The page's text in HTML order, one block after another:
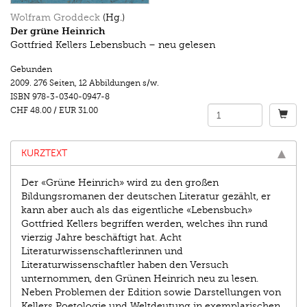
Wolfram Groddeck (Hg.)
Der grüne Heinrich
Gottfried Kellers Lebensbuch – neu gelesen
Gebunden
2009. 276 Seiten, 12 Abbildungen s/w.
ISBN 978-3-0340-0947-8
CHF 48.00 / EUR 31.00
KURZTEXT
Der «Grüne Heinrich» wird zu den großen
Bildungsromanen der deutschen Literatur gezählt, er
kann aber auch als das eigentliche «Lebensbuch»
Gottfried Kellers begriffen werden, welches ihn rund
vierzig Jahre beschäftigt hat. Acht
Literaturwissenschaftlerinnen und
Literaturwissenschaftler haben den Versuch
unternommen, den Grünen Heinrich neu zu lesen.
Neben Problemen der Edition sowie Darstellungen von